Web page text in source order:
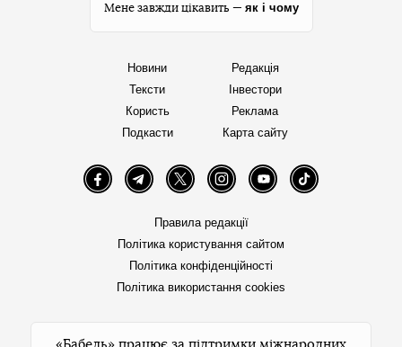
Мене завжди цікавить — як і чому
Новини
Тексти
Користь
Подкасти
Редакція
Інвестори
Реклама
Карта сайту
FacebookTelegramTwitter InstagramYouTube TikTok
Правила редакції
Політика користування сайтом
Політика конфіденційності
Політика використання cookies